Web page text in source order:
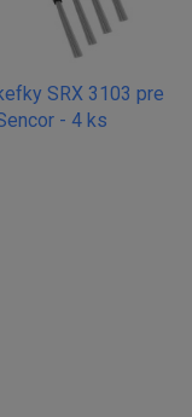
SRX 3103 pre
- 4 ks